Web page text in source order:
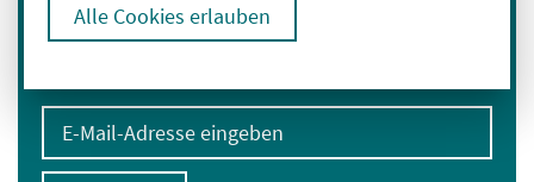
Alle Cookies erlauben
Immer informiert bleiben
E-Mail-Adresse eingeben